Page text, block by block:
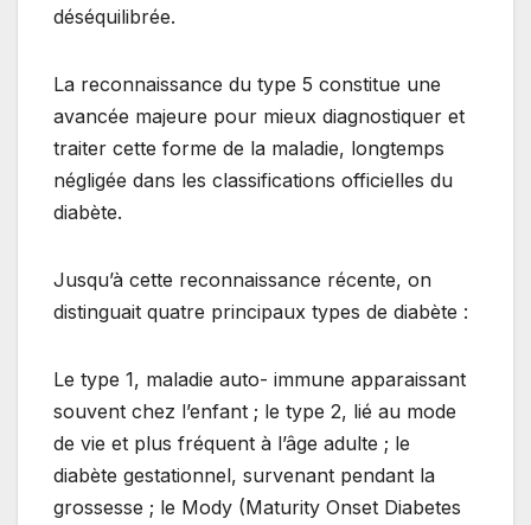
déséquilibrée.
La reconnaissance du type 5 constitue une
avancée majeure pour mieux diagnostiquer et
traiter cette forme de la maladie, longtemps
négligée dans les classifications officielles du
diabète.
Jusqu’à cette reconnaissance récente, on
distinguait quatre principaux types de diabète :
Le type 1, maladie auto- immune apparaissant
souvent chez l’enfant ; le type 2, lié au mode
de vie et plus fréquent à l’âge adulte ; le
diabète gestationnel, survenant pendant la
grossesse ; le Mody (Maturity Onset Diabetes